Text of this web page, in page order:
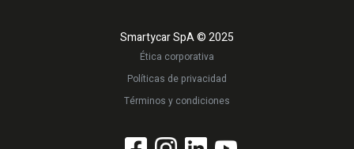
Smartycar SpA © 2025
Ética corporativa
Políticas de privacidad
Términos y condiciones